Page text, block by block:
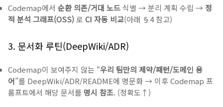
Codemap에서 순환 의존/거대 노드식별 → 분리 계획 수립 → 정
적 분석 그래프(OSS)로 CI 자동 비교(아래 §4 참고)
3. 문서화 루틴(DeepWiki/ADR)
Codemap이 보여주지 않는 “우리 팀만의 제약/패턴/도메인 용
어”를 DeepWiki/ADR/README에 명문화 → 이후 Codemap 프
롬프트에서 해당 문서를 명시 참조. (정확도↑)